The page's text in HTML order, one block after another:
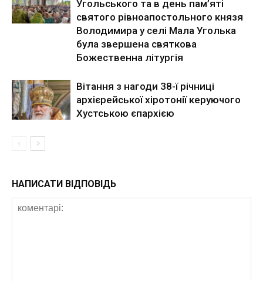
Угольського та в день пам’яті
святого рівноапостольного князя
Володимира у селі Мала Уголька
була звершена святкова
Божественна літургія
Вітання з нагоди 38-ї річниці
архієрейської хіротонії керуючого
Хустською єпархією
НАПИСАТИ ВІДПОВІДЬ